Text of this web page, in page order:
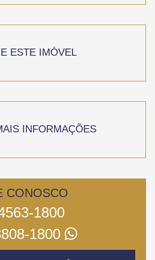
ESTE IMÓVEL
INFORMAÇÕES
CONOSCO
1800
1800